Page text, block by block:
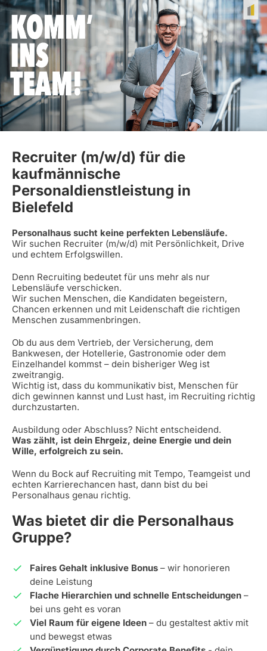
Recruiter (m/w/d) für die
kaufmännische
Personaldienstleistung in
Bielefeld
Personalhaus sucht keine perfekten Lebensläufe.
Wir suchen Recruiter (m/w/d) mit Persönlichkeit, Drive
und echtem Erfolgswillen.
Denn Recruiting bedeutet für uns mehr als nur
Lebensläufe verschicken.
Wir suchen Menschen, die Kandidaten begeistern,
Chancen erkennen und mit Leidenschaft die richtigen
Menschen zusammenbringen.
Ob du aus dem Vertrieb, der Versicherung, dem
Bankwesen, der Hotellerie, Gastronomie oder dem
Einzelhandel kommst – dein bisheriger Weg ist
zweitrangig.
Wichtig ist, dass du kommunikativ bist, Menschen für
dich gewinnen kannst und Lust hast, im Recruiting richtig
durchzustarten.
Ausbildung oder Abschluss? Nicht entscheidend.
Was zählt, ist dein Ehrgeiz, deine Energie und dein
Wille, erfolgreich zu sein.
Wenn du Bock auf Recruiting mit Tempo, Teamgeist und
echten Karrierechancen hast, dann bist du bei
Personalhaus genau richtig.
Was bietet dir die Personalhaus
Gruppe?
Faires Gehalt inklusive Bonus – wir honorieren
deine Leistung
Flache Hierarchien und schnelle Entscheidungen –
bei uns geht es voran
Viel Raum für eigene Ideen – du gestaltest aktiv mit
und bewegst etwas